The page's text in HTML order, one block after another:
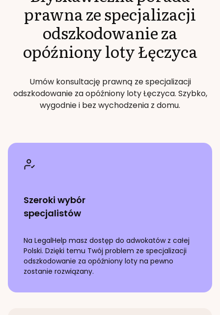
prawna ze specjalizacji
odszkodowanie za
opóźniony lotyŁęczyca
Umów konsultację prawną ze specjalizacji
odszkodowanie za opóźniony lotyŁęczyca. Szybko,
wygodnie i bez wychodzenia z domu.
Szeroki wybór
specjalistów
Na LegalHelp masz dostęp do adwokatów z całej
Polski. Dzięki temu Twój problem ze specjalizacji
odszkodowanie za opóźniony loty na pewno
zostanie rozwiązany.